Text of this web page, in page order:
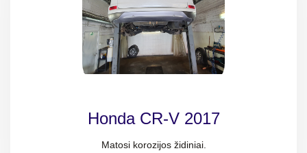
Honda CR-V 2017
Matosi korozijos židiniai.